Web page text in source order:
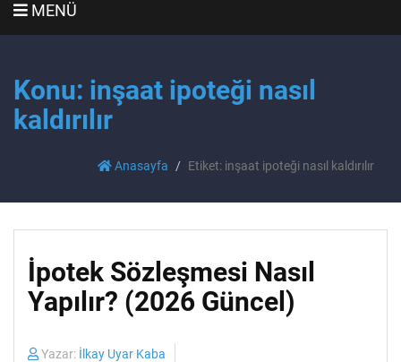
MENÜ
Konu: inşaat ipoteği nasıl
kaldırılır
Anasayfa Etiket: inşaat ipoteği nasıl kaldırılır
İpotek Sözleşmesi Nasıl
Yapılır? (2026 Güncel)
Yazar: İlkay Uyar Kaba